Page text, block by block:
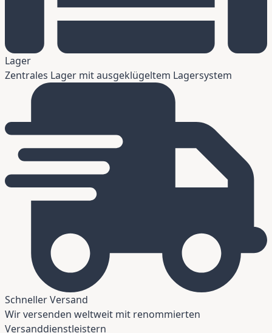
Lager
Zentrales Lager mit ausgeklügeltem Lagersystem
Schneller Versand
Wir versenden weltweit mit renommierten
Versanddienstleistern